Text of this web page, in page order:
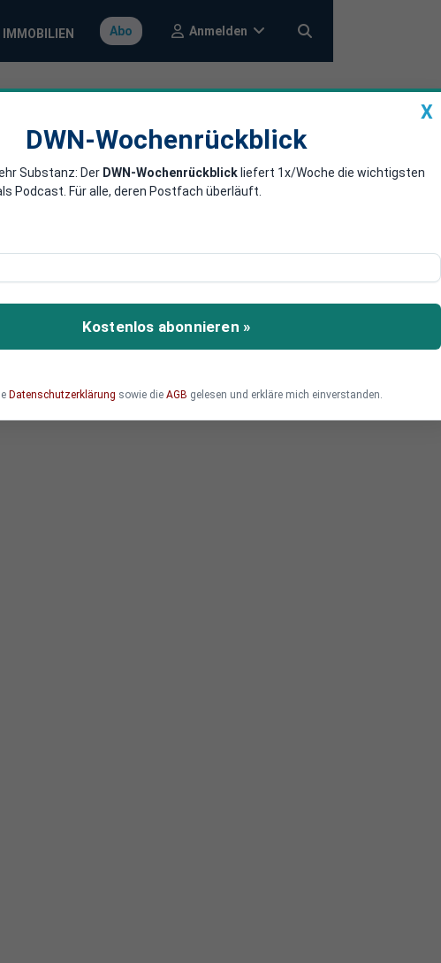
IMMOBILIEN Abo Anmelden
Eurozone über
EU-Quellen zufolge
Partnern der Eurozone. Es
Anleihen. Vor
X
DWN-Wochenrückblick
Substanz: Der DWN-Wochenrückblick liefert 1x/Woche die wichtigsten
Podcast. Für alle, deren Postfach überläuft.
Kostenlos abonnieren »
Datenschutzerklärung sowie die AGB gelesen und erkläre mich einverstanden.